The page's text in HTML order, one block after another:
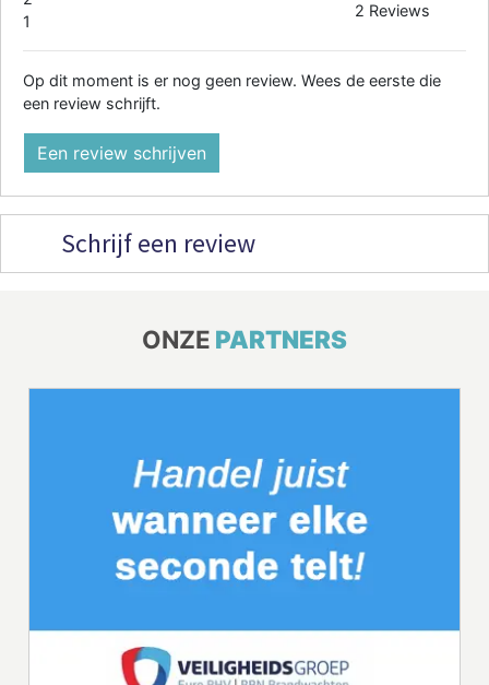
1
2 Reviews
Op dit moment is er nog geen review. Wees de eerste die
een review schrijft.
Een review schrijven
Schrijf een review
ONZE PARTNERS